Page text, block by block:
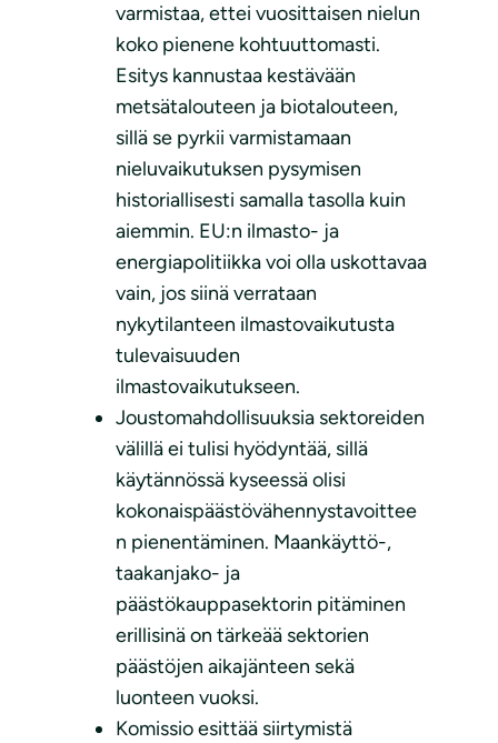
varmistaa, ettei vuosittaisen nielun
koko pienene kohtuuttomasti.
Esitys kannustaa kestävään
metsätalouteen ja biotalouteen,
sillä se pyrkii varmistamaan
nieluvaikutuksen pysymisen
historiallisesti samalla tasolla kuin
aiemmin. EU:n ilmasto- ja
energiapolitiikka voi olla uskottavaa
vain, jos siinä verrataan
nykytilanteen ilmastovaikutusta
tulevaisuuden
ilmastovaikutukseen.
Joustomahdollisuuksia sektoreiden
välillä ei tulisi hyödyntää, sillä
käytännössä kyseessä olisi
kokonaispäästövähennystavoittee
n pienentäminen. Maankäyttö-,
taakanjako- ja
päästökauppasektorin pitäminen
erillisinä on tärkeää sektorien
päästöjen aikajänteen sekä
luonteen vuoksi.
Komissio esittää siirtymistä